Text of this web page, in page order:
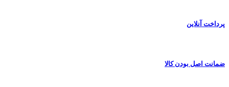
پرداخت آنلاین
ضمانت اصل بودن کالا